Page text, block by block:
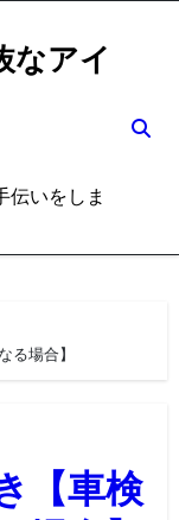
なアイ
伝いをしま
る場合】
【車検